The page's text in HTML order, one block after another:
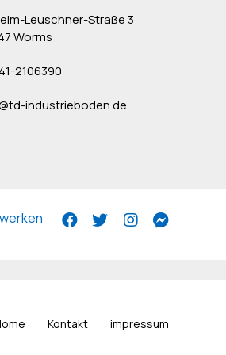
Leuschner-Straße 3
Worms
2106390
industrieboden.de
Kontakt impressum